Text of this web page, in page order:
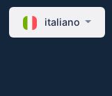
italiano